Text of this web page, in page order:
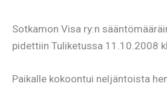
Sotkamon Visa ry:n
pidettiin Tuliketussa 11.10.2008
Paikalle kokoontui neljäntoista